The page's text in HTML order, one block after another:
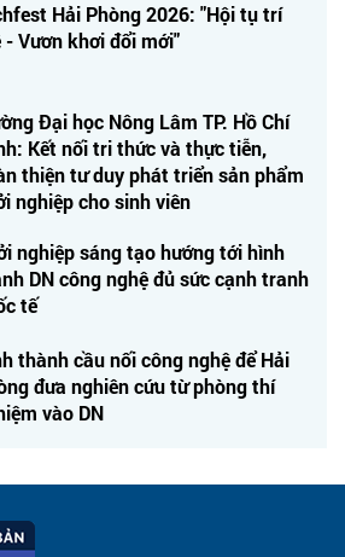
Hải Phòng 2026: "Hội tụ trí
- Vươn khơi đổi mới"
Đại học Nông Lâm TP. Hồ Chí
Kết nối tri thức và thực tiễn,
thiện tư duy phát triển sản phẩm
nghiệp cho sinh viên
nghiệp sáng tạo hướng tới hình
DN công nghệ đủ sức cạnh tranh
tế
thành cầu nối công nghệ để Hải
đưa nghiên cứu từ phòng thí
vào DN